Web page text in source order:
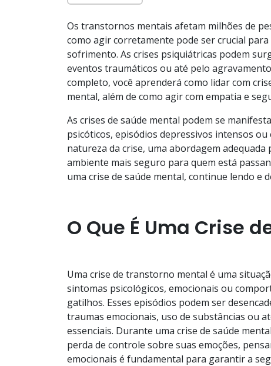
Os transtornos mentais afetam milhões de
como agir corretamente pode ser crucial
sofrimento. As crises psiquiátricas podem
eventos traumáticos ou até pelo
completo, você aprenderá como lidar com
mental, além de como agir com empatia e
As crises de saúde mental podem se
psicóticos, episódios depressivos intensos
natureza da crise, uma abordagem
ambiente mais seguro para quem está
uma crise de saúde mental, continue lendo e
O Que É Uma Crise
Uma crise de transtorno mental é uma
sintomas psicológicos, emocionais ou
gatilhos. Esses episódios podem ser
traumas emocionais, uso de substâncias ou
essenciais. Durante uma crise de saúde
perda de controle sobre suas emoções,
emocionais é fundamental para garantir a